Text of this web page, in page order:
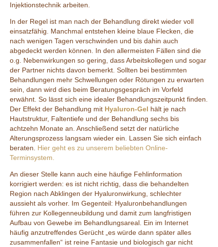
Injektionstechnik arbeiten.
In der Regel ist man nach der Behandlung direkt wieder voll
einsatzfähig. Manchmal entstehen kleine blaue Flecken, die
nach wenigen Tagen verschwinden und bis dahin auch
abgedeckt werden können. In den allermeisten Fällen sind die
o.g. Nebenwirkungen so gering, dass Arbeitskollegen und sogar
der Partner nichts davon bemerkt. Sollten bei bestimmten
Behandlungen mehr Schwellungen oder Rötungen zu erwarten
sein, dann wird dies beim Beratungsgespräch im Vorfeld
erwähnt. So lässt sich eine idealer Behandlungszeitpunkt finden.
Der Effekt der Behandlung mit Hyaluron-Gel hält je nach
Hautstruktur, Faltentiefe und der Behandlung sechs bis
achtzehn Monate an. Anschließend setzt der natürliche
Alterungsprozess langsam wieder ein. Lassen Sie sich einfach
beraten. Hier geht es zu unserem beliebten Online-
Terminsystem.
An dieser Stelle kann auch eine häufige Fehlinformation
korrigiert werden: es ist nicht richtig, dass die behandelten
Region nach Abklingen der Hyaluronwirkung, schlechter
aussieht als vorher. Im Gegenteil: Hyaluronbehandlungen
führen zur Kollegenneubildung und damit zum langfristigen
Aufbau von Gewebe im Behandlungsareal. Ein im Internet
häufig anzutreffendes Gerücht „es würde dann später alles
zusammenfallen“ ist reine Fantasie und biologisch gar nicht